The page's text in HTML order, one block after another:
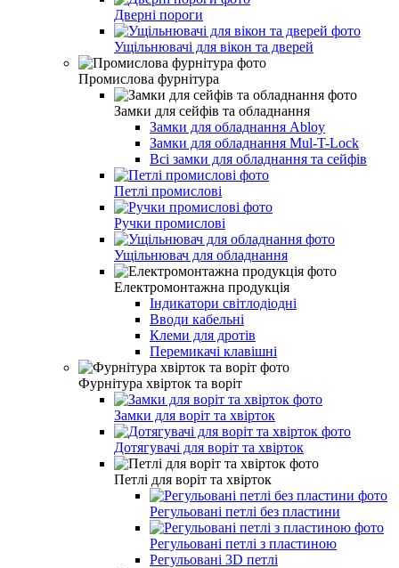
Дверні пороги
Ущільнювачі для вікон та дверей
Промислова фурнітура
Замки для сейфів та обладнання
Замки для обладнання Abloy
Замки для обладнання Mul-T-Lock
Всі замки для обладнання та сейфів
Петлі промислові
Ручки промислові
Ущільнювач для обладнання
Електромонтажна продукція
Індикатори світлодіодні
Вводи кабельні
Клеми для дротів
Перемикачі клавішні
Фурнітура хвірток та воріт
Замки для воріт та хвірток
Дотягувачі для воріт та хвірток
Петлі для воріт та хвірток
Регульовані петлі без пластини
Регульовані петлі з пластиною
Регульовані 3D петлі